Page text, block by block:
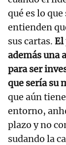
qué es lo que
entienden
sus cartas. El
además una
para ser
que sería su
que aún
entorno,
plazo y no
sudando la